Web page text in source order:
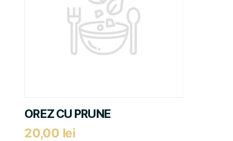
OREZ CU PRUNE
20,00 lei